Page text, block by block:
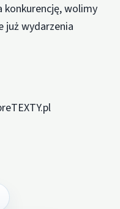
konkurencję, wolimy
już wydarzenia